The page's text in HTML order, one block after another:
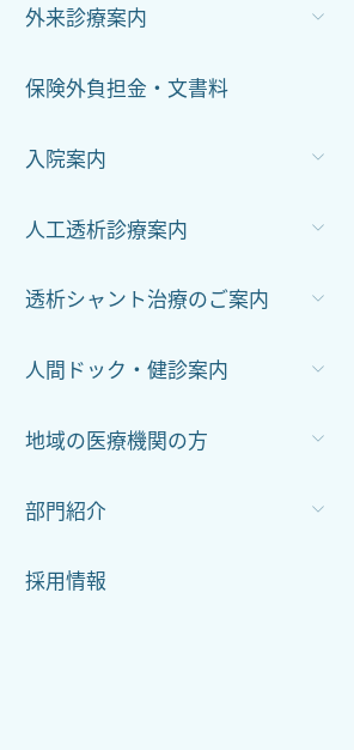
外来診療案内
保険外負担金・文書料
入院案内
人工透析診療案内
透析シャント治療のご案内
人間ドック・健診案内
地域の医療機関の方
部門紹介
採用情報